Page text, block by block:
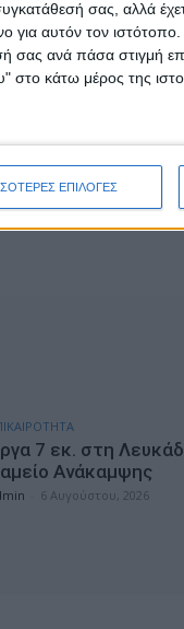
σας, αλλά
για αυτόν τον
σας ανά πάσα στιγμή
στο κάτω μέρος της
ΕΠΙΛΟΓΕΣ
του
- 6 Αυγούστου, 2026
7 εκ. στη
Ανάκαμψης
6 Αυγούστου, 2026